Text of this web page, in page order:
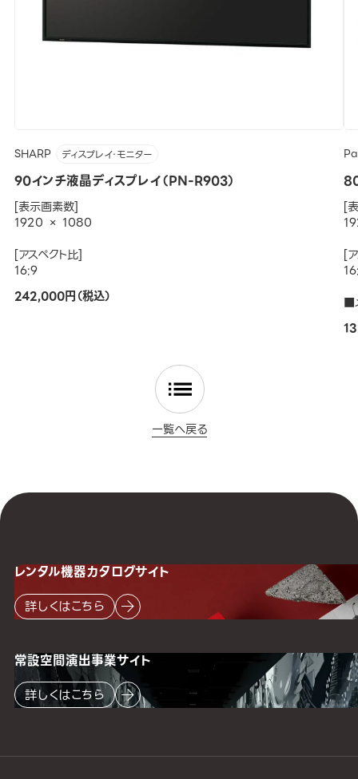
SHARP ディスプレイ・モニター
90インチ液晶ディスプレイ（PN-R903）
[表示画素数]
1920 × 1080
[アスペクト比]
16:9
242,000円（税込）
[
[
■
一覧へ戻る
レンタル機器カタログサイト
詳しくはこちら
常設空間演出事業サイト
詳しくはこちら